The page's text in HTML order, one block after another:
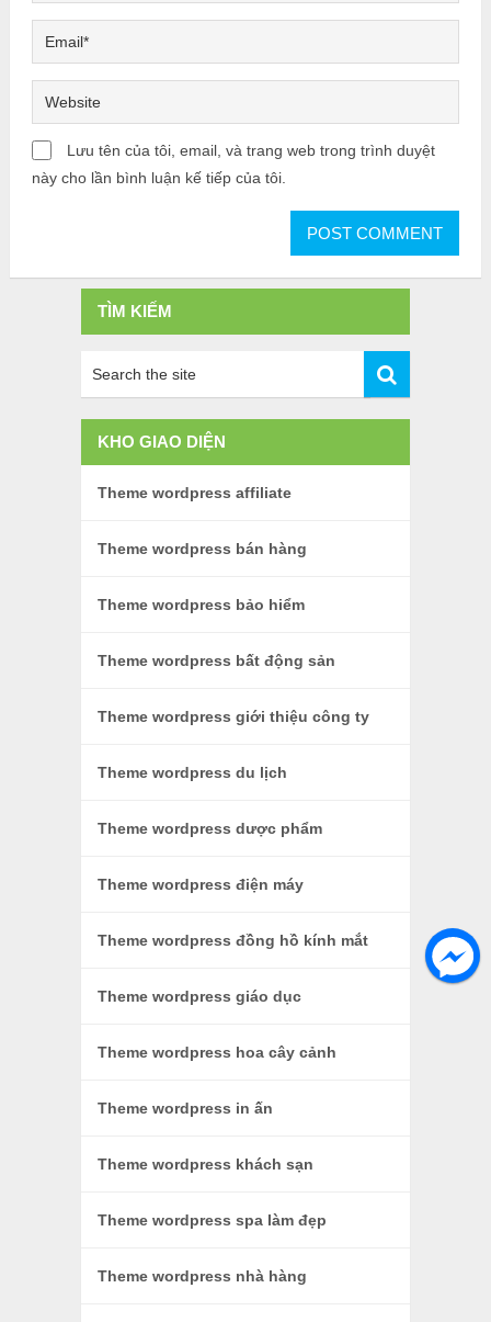
Lưu tên của tôi, email, và trang web trong trình duyệt
này cho lần bình luận kế tiếp của tôi.
TÌM KIẾM
KHO GIAO DIỆN
Theme wordpress affiliate
Theme wordpress bán hàng
Theme wordpress bảo hiểm
Theme wordpress bất động sản
Theme wordpress giới thiệu công ty
Theme wordpress du lịch
Theme wordpress dược phẩm
Theme wordpress điện máy
Theme wordpress đồng hồ kính mắt
Theme wordpress giáo dục
Theme wordpress hoa cây cảnh
Theme wordpress in ấn
Theme wordpress khách sạn
Theme wordpress spa làm đẹp
Theme wordpress nhà hàng